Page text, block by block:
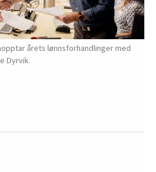
årets lønnsforhandlinger med
Dyrvik.